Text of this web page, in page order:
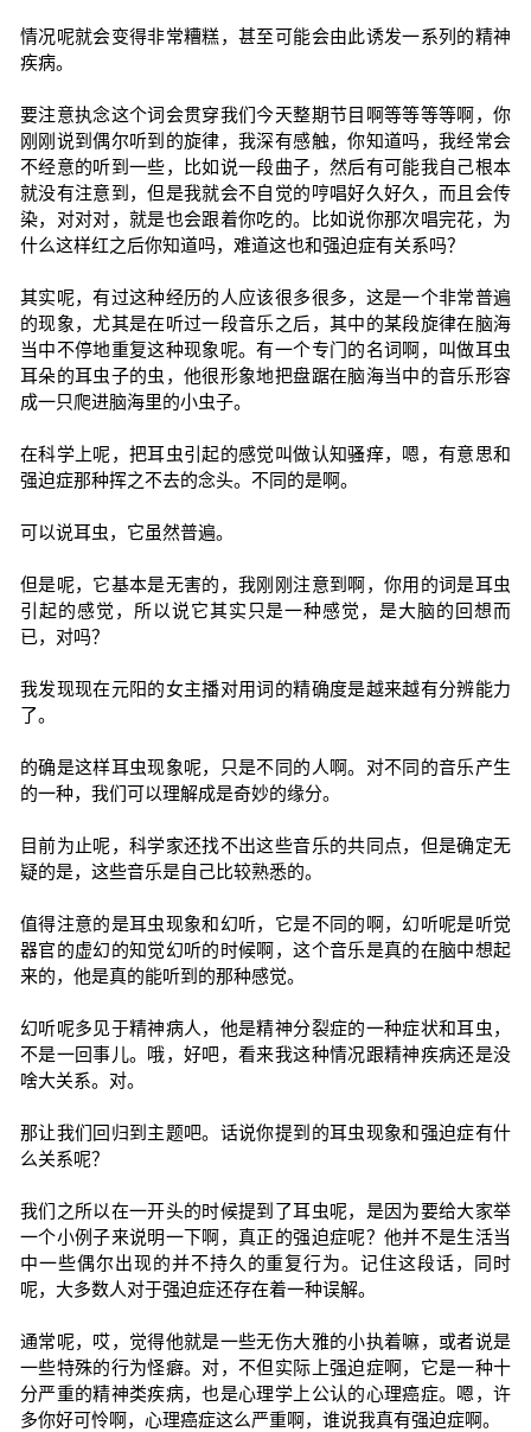
情况呢就会变得非常糟糕，甚至可能会由此诱发一系列的精神
疾病。
要注意执念这个词会贯穿我们今天整期节目啊等等等等啊，你
刚刚说到偶尔听到的旋律，我深有感触，你知道吗，我经常会
不经意的听到一些，比如说一段曲子，然后有可能我自己根本
就没有注意到，但是我就会不自觉的哼唱好久好久，而且会传
染，对对对，就是也会跟着你吃的。比如说你那次唱完花，为
什么这样红之后你知道吗，难道这也和强迫症有关系吗？
其实呢，有过这种经历的人应该很多很多，这是一个非常普遍
的现象，尤其是在听过一段音乐之后，其中的某段旋律在脑海
当中不停地重复这种现象呢。有一个专门的名词啊，叫做耳虫
耳朵的耳虫子的虫，他很形象地把盘踞在脑海当中的音乐形容
成一只爬进脑海里的小虫子。
在科学上呢，把耳虫引起的感觉叫做认知骚痒，嗯，有意思和
强迫症那种挥之不去的念头。不同的是啊。
可以说耳虫，它虽然普遍。
但是呢，它基本是无害的，我刚刚注意到啊，你用的词是耳虫
引起的感觉，所以说它其实只是一种感觉，是大脑的回想而
已，对吗？
我发现现在元阳的女主播对用词的精确度是越来越有分辨能力
了。
的确是这样耳虫现象呢，只是不同的人啊。对不同的音乐产生
的一种，我们可以理解成是奇妙的缘分。
目前为止呢，科学家还找不出这些音乐的共同点，但是确定无
疑的是，这些音乐是自己比较熟悉的。
值得注意的是耳虫现象和幻听，它是不同的啊，幻听呢是听觉
器官的虚幻的知觉幻听的时候啊，这个音乐是真的在脑中想起
来的，他是真的能听到的那种感觉。
幻听呢多见于精神病人，他是精神分裂症的一种症状和耳虫，
不是一回事儿。哦，好吧，看来我这种情况跟精神疾病还是没
啥大关系。对。
那让我们回归到主题吧。话说你提到的耳虫现象和强迫症有什
么关系呢？
我们之所以在一开头的时候提到了耳虫呢，是因为要给大家举
一个小例子来说明一下啊，真正的强迫症呢？他并不是生活当
中一些偶尔出现的并不持久的重复行为。记住这段话，同时
呢，大多数人对于强迫症还存在着一种误解。
通常呢，哎，觉得他就是一些无伤大雅的小执着嘛，或者说是
一些特殊的行为怪癖。对，不但实际上强迫症啊，它是一种十
分严重的精神类疾病，也是心理学上公认的心理癌症。嗯，许
多你好可怜啊，心理癌症这么严重啊，谁说我真有强迫症啊。